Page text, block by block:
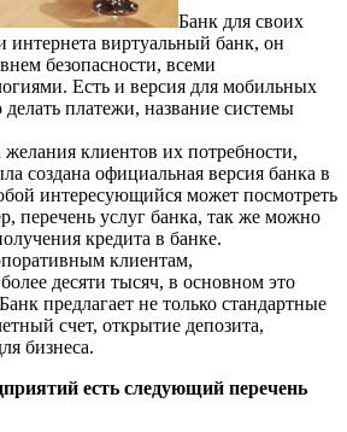
Банк для своих
интернета виртуальный банк, он
безопасности, всеми
Есть и версия для мобильных
платежи, название системы
клиентов их потребности,
создана официальная версия банка в
интересующийся может посмотреть
перечень услуг банка, так же можно
кредита в банке.
клиентам,
десяти тысяч, в основном это
предлагает не только стандартные
счет, открытие депозита,
бизнеса.
есть следующий перечень